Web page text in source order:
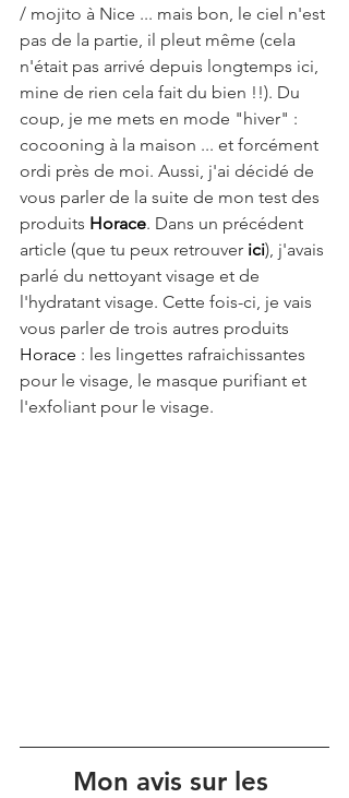
/ mojito à Nice ... mais bon, le ciel n'est
pas de la partie, il pleut même (cela
n'était pas arrivé depuis longtemps ici,
mine de rien cela fait du bien !!). Du
coup, je me mets en mode "hiver" :
cocooning à la maison ... et forcément
ordi près de moi. Aussi, j'ai décidé de
vous parler de la suite de mon test des
produits Horace. Dans un précédent
article (que tu peux retrouver ici), j'avais
parlé du nettoyant visage et de
l'hydratant visage. Cette fois-ci, je vais
vous parler de trois autres produits
Horace : les lingettes rafraichissantes
pour le visage, le masque purifiant et
l'exfoliant pour le visage.
Mon avis sur les